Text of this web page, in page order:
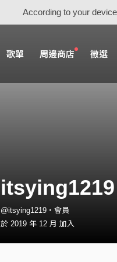
According to your
歌單 周邊商店 徵選
itsying1219
@itsying1219・會員
於 2019 年 12 月 加入